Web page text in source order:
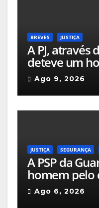
BREVES JUSTIÇA
A PJ, através
deteve um
embalagens
Ago 9, 2026
JUSTIÇA SEGURANÇA
A PSP da
homem pelo
Doméstica
na via pública
Ago 6, 2026